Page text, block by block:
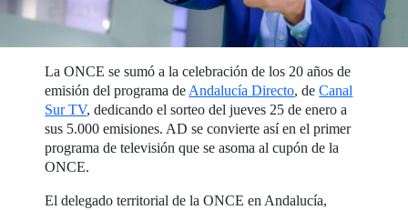
La ONCE se sumó a la celebración de los 20 años de
emisión del programa de Andalucía Directo, deCanal
Sur TV, dedicando el sorteo del jueves 25 de enero a
sus 5.000 emisiones. AD se convierte así en el primer
programa de televisión que se asoma al cupón de la
ONCE.
El delegado territorial de la ONCE en Andalucía,